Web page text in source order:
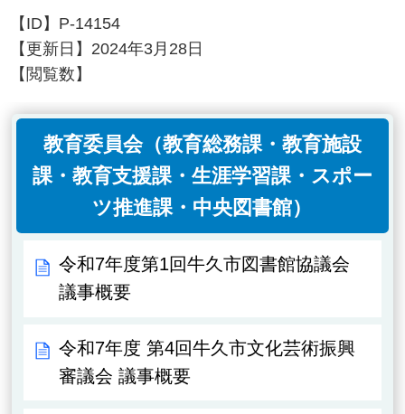
【ID】 P-14154
【更新日】 2024年3月28日
【閲覧数】
教育委員会（教育総務課・教育施設
課・教育支援課・生涯学習課・スポー
ツ推進課・中央図書館）
令和7年度第1回牛久市図書館協議会
議事概要
令和7年度 第4回牛久市文化芸術振興
審議会 議事概要